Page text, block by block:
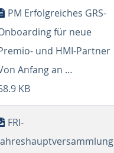
PM Erfolgreiches GRS-
für neue
und HMI-Partner
Anfang an …
KB
FRI-